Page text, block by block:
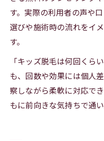
す。実際の利用者の声や
選びや施術時の流れをイ
す。
「キッズ脱毛は何回くら
も、回数や効果には個人
察しながら柔軟に対応で
もに前向きな気持ちで通